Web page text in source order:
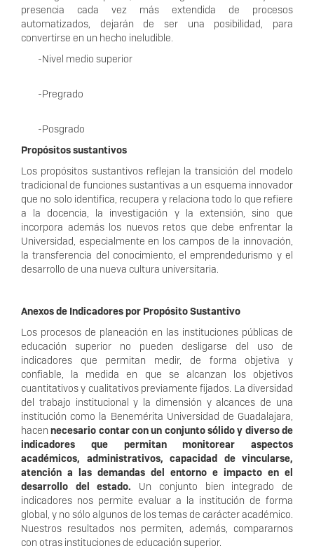
presencia cada vez más extendida de procesos
automatizados, dejarán de ser una posibilidad, para
convertirse en un hecho ineludible.
-Nivel medio superior
-Pregrado
-Posgrado
Propósitos sustantivos
Los propósitos sustantivos reflejan la transición del modelo
tradicional de funciones sustantivas a un esquema innovador
que no solo identifica, recupera y relaciona todo lo que refiere
a la docencia, la investigación y la extensión, sino que
incorpora además los nuevos retos que debe enfrentar la
Universidad, especialmente en los campos de la innovación,
la transferencia del conocimiento, el emprendedurismo y el
desarrollo de una nueva cultura universitaria.
Anexos de Indicadores por Propósito Sustantivo
Los procesos de planeación en las instituciones públicas de
educación superior no pueden desligarse del uso de
indicadores que permitan medir, de forma objetiva y
confiable, la medida en que se alcanzan los objetivos
cuantitativos y cualitativos previamente fijados. La diversidad
del trabajo institucional y la dimensión y alcances de una
institución como la Benemérita Universidad de Guadalajara,
hacennecesario contar con un conjunto sólido y diverso de
indicadores que permitan monitorear aspectos
académicos, administrativos, capacidad de vincularse,
atención a las demandas del entorno e impacto en el
desarrollo del estado. Un conjunto bien integrado de
indicadores nos permite evaluar a la institución de forma
global, y no sólo algunos de los temas de carácter académico.
Nuestros resultados nos permiten, además, compararnos
con otras instituciones de educación superior.